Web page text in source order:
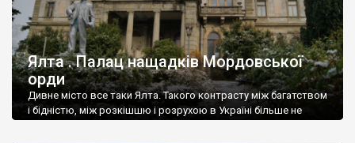
Ялта . Палац нащадків Мордовської
орди
Дивне місто все таки Ялта. Такого контрасту між багатством
і бідністю, між розкішшю і розрухою в Україні більше не